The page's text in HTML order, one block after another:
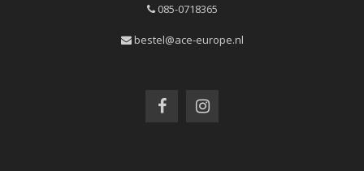
085-0718365
bestel@ace-europe.nl